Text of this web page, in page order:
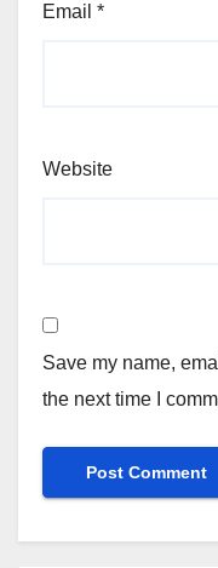
Email *
Website
Save my name,
the next time I